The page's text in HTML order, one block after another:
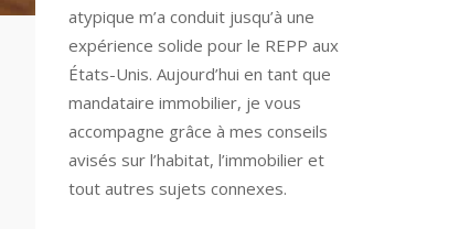
atypique m’a conduit jusqu’à une
expérience solide pour le REPP aux
États-Unis. Aujourd’hui en tant que
mandataire immobilier, je vous
accompagne grâce à mes conseils
avisés sur l’habitat, l’immobilier et
tout autres sujets connexes.